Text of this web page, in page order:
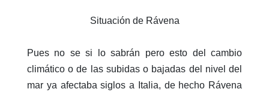
Situación de Rávena
Pues no se si lo sabrán pero esto del cambio
climático o de las subidas o bajadas del nivel del
mar ya afectaba siglos a Italia, de hecho Rávena